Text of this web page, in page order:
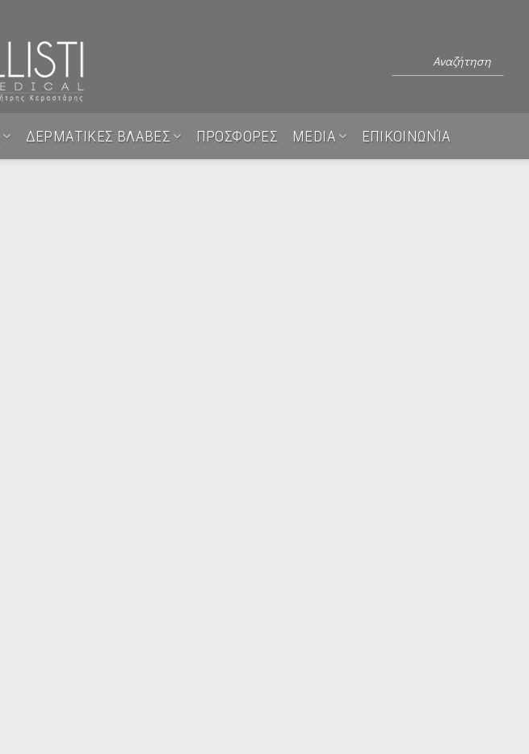
ΔΕΡΜΑΤΙΚΕΣ ΒΛΑΒΕΣ ΠΡΟΣΦΟΡΕΣ MEDIA ΕΠΙΚΟΙΝΩΝΊΑ